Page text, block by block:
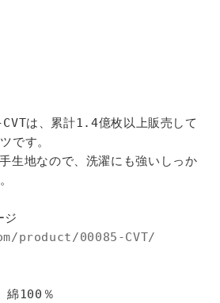
は、累計1.4億枚以上販売して
です。
生地なので、洗濯にも強いしっか
ジ
product/00085-CVT/
100％